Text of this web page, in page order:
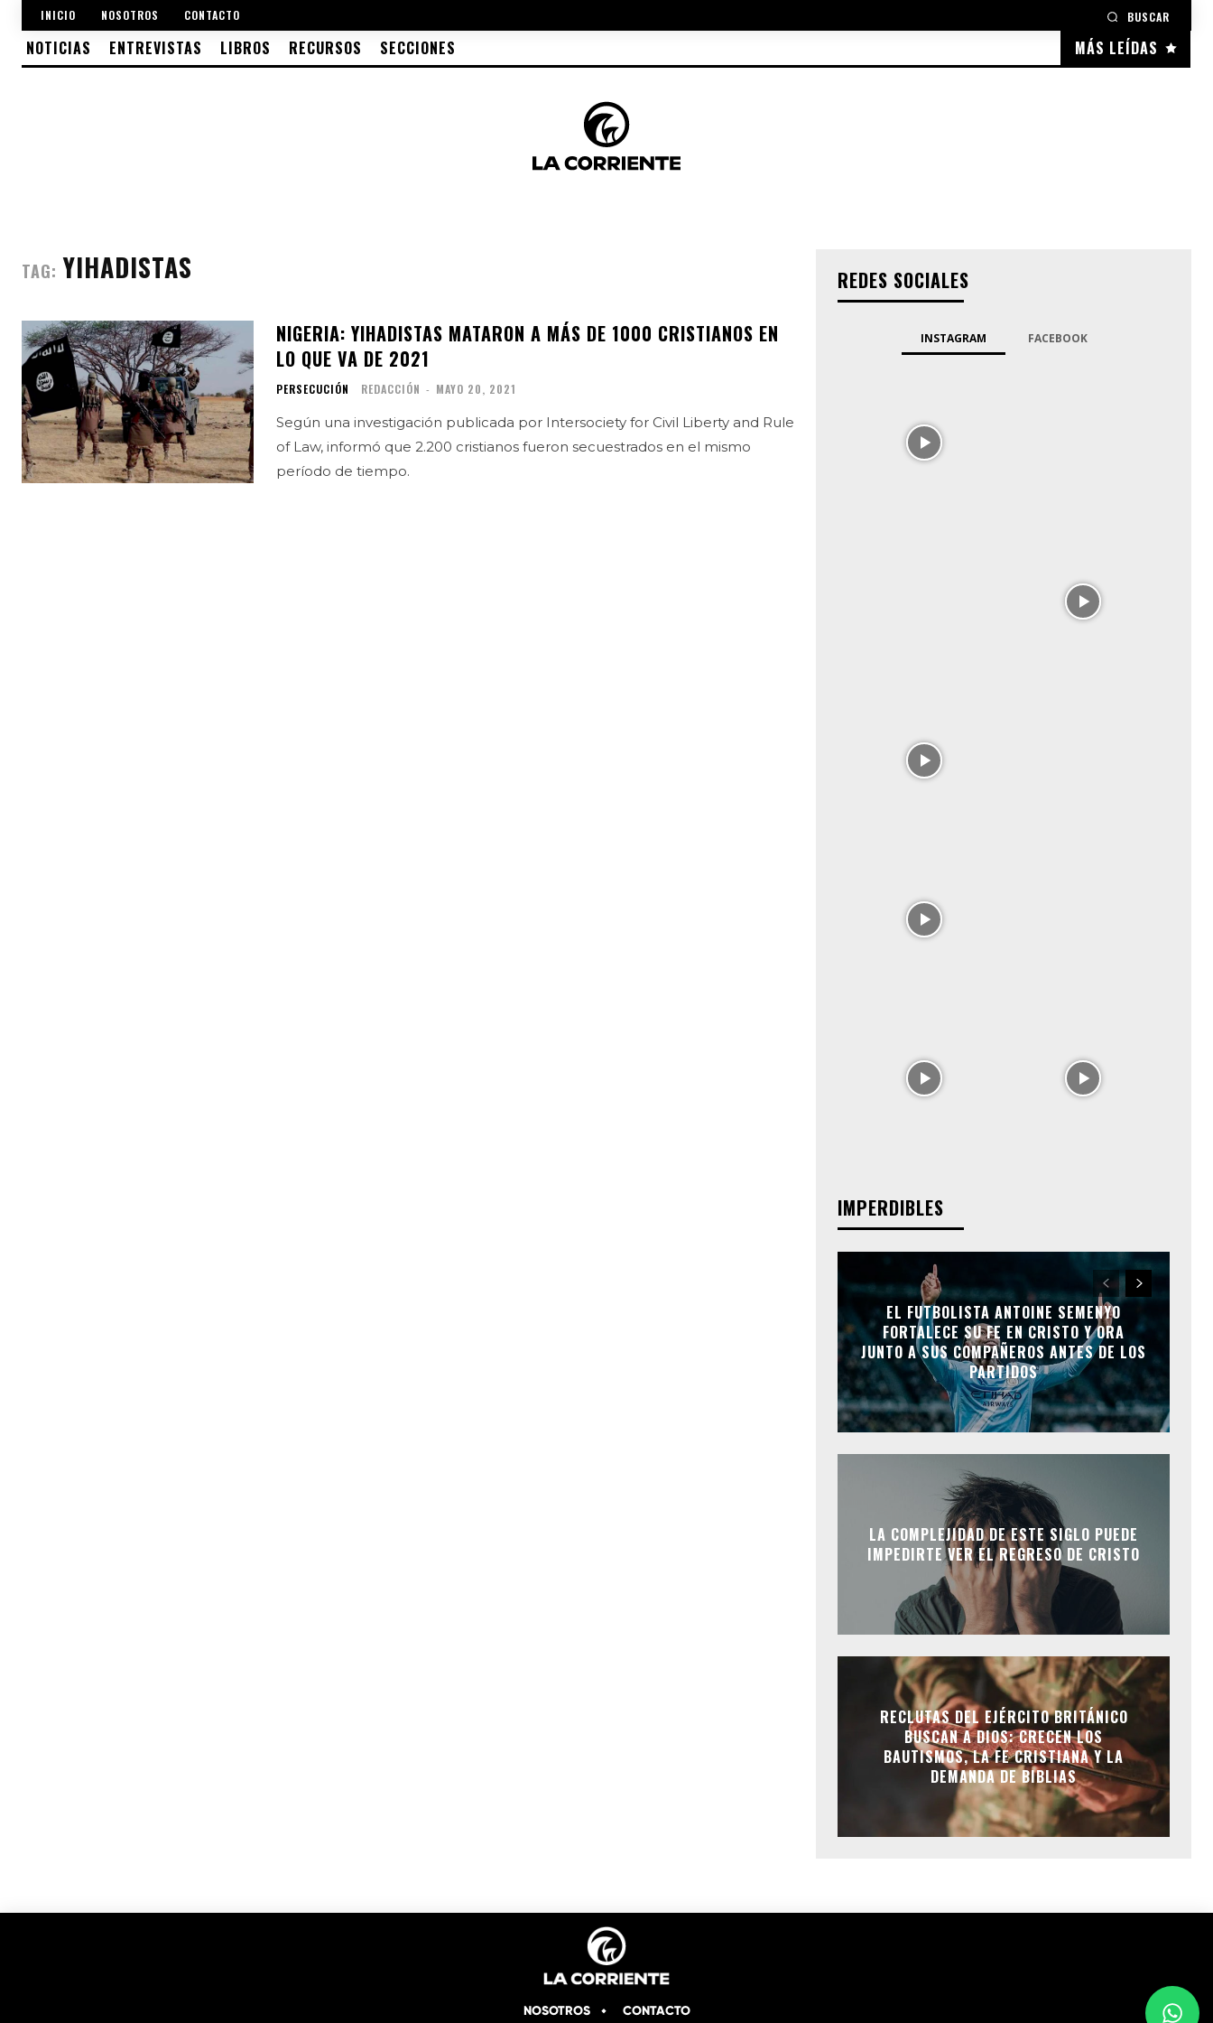
INICIO NOSOTROS CONTACTO BUSCAR
MÁS LEÍDAS
NOTICIAS ENTREVISTAS LIBROS RECURSOS SECCIONES
TAG: YIHADISTAS
NIGERIA: YIHADISTAS MATARON A MÁS DE 1000 CRISTIANOS EN
LO QUE VA DE 2021
PERSECUCIÓN REDACCIÓN - MAYO 20, 2021
Según una investigación publicada por Intersociety for Civil Liberty and Rule
of Law, informó que 2.200 cristianos fueron secuestrados en el mismo
período de tiempo.
REDES SOCIALES
INSTAGRAM FACEBOOK
IMPERDIBLES
EL FUTBOLISTA ANTOINE SEMENYO
FORTALECE SU FE EN CRISTO Y ORA
JUNTO A SUS COMPAÑEROS ANTES DE LOS
PARTIDOS
LA COMPLEJIDAD DE ESTE SIGLO PUEDE
IMPEDIRTE VER EL REGRESO DE CRISTO
RECLUTAS DEL EJÉRCITO BRITÁNICO
BUSCAN A DIOS: CRECEN LOS
BAUTISMOS, LA FE CRISTIANA Y LA
DEMANDA DE BIBLIAS
NOSOTROS CONTACTO